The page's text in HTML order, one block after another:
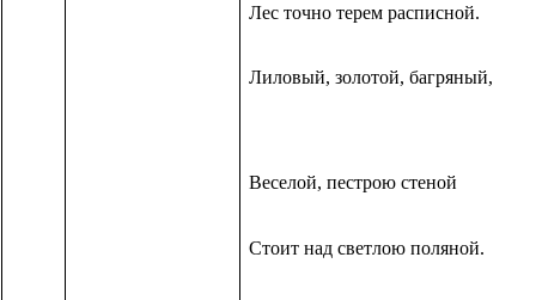
Лес точно терем расписной.
Лиловый, золотой, багряный,
Веселой, пестрою стеной
Стоит над светлою поляной.